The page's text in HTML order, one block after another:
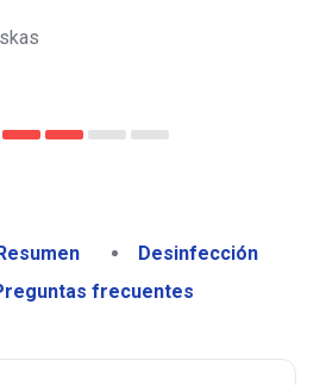
Desinfección
frecuentes